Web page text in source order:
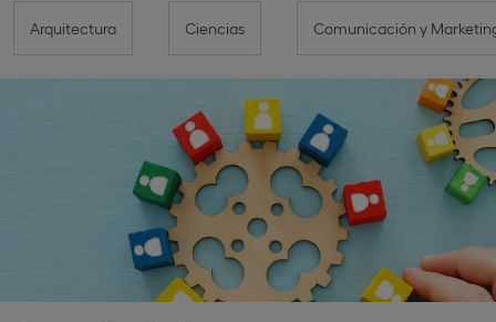
Arquitectura Ciencias Comunicación y